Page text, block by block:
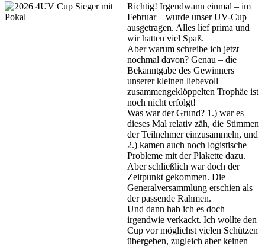
Richtig! Irgendwann einmal – im
Februar – wurde unser UV-Cup
ausgetragen. Alles lief prima und
wir hatten viel Spaß.
Aber warum schreibe ich jetzt
nochmal davon? Genau – die
Bekanntgabe des Gewinners
unserer kleinen liebevoll
zusammengeklöppelten Trophäe ist
noch nicht erfolgt!
Was war der Grund? 1.) war es
dieses Mal relativ zäh, die Stimmen
der Teilnehmer einzusammeln, und
2.) kamen auch noch logistische
Probleme mit der Plakette dazu.
Aber schließlich war doch der
Zeitpunkt gekommen. Die
Generalversammlung erschien als
der passende Rahmen.
Und dann hab ich es doch
irgendwie verkackt. Ich wollte den
Cup vor möglichst vielen Schützen
übergeben, zugleich aber keinen